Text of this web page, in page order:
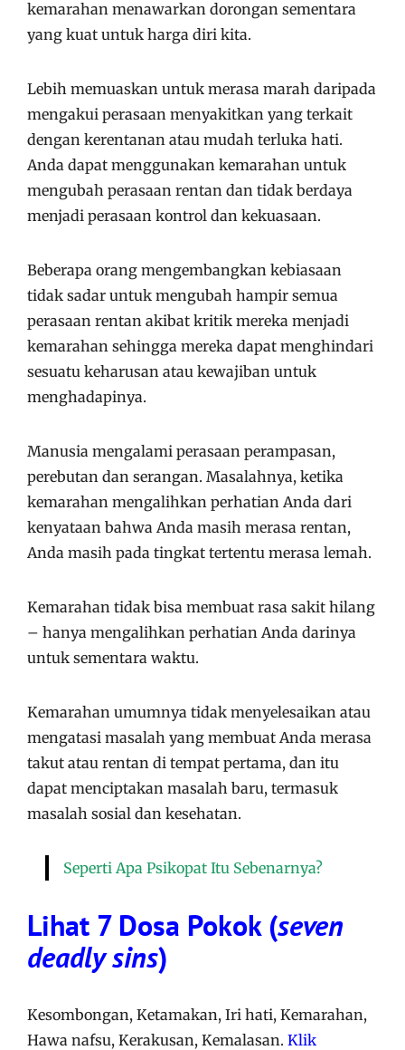
kemarahan menawarkan dorongan sementara
yang kuat untuk harga diri kita.
Lebih memuaskan untuk merasa marah daripada
mengakui perasaan menyakitkan yang terkait
dengan kerentanan atau mudah terluka hati.
Anda dapat menggunakan kemarahan untuk
mengubah perasaan rentan dan tidak berdaya
menjadi perasaan kontrol dan kekuasaan.
Beberapa orang mengembangkan kebiasaan
tidak sadar untuk mengubah hampir semua
perasaan rentan akibat kritik mereka menjadi
kemarahan sehingga mereka dapat menghindari
sesuatu keharusan atau kewajiban untuk
menghadapinya.
Manusia mengalami perasaan perampasan,
perebutan dan serangan. Masalahnya, ketika
kemarahan mengalihkan perhatian Anda dari
kenyataan bahwa Anda masih merasa rentan,
Anda masih pada tingkat tertentu merasa lemah.
Kemarahan tidak bisa membuat rasa sakit hilang
– hanya mengalihkan perhatian Anda darinya
untuk sementara waktu.
Kemarahan umumnya tidak menyelesaikan atau
mengatasi masalah yang membuat Anda merasa
takut atau rentan di tempat pertama, dan itu
dapat menciptakan masalah baru, termasuk
masalah sosial dan kesehatan.
Seperti Apa Psikopat Itu Sebenarnya?
Lihat 7 Dosa Pokok (seven
deadly sins)
Kesombongan, Ketamakan, Iri hati, Kemarahan,
Hawa nafsu, Kerakusan, Kemalasan. Klik